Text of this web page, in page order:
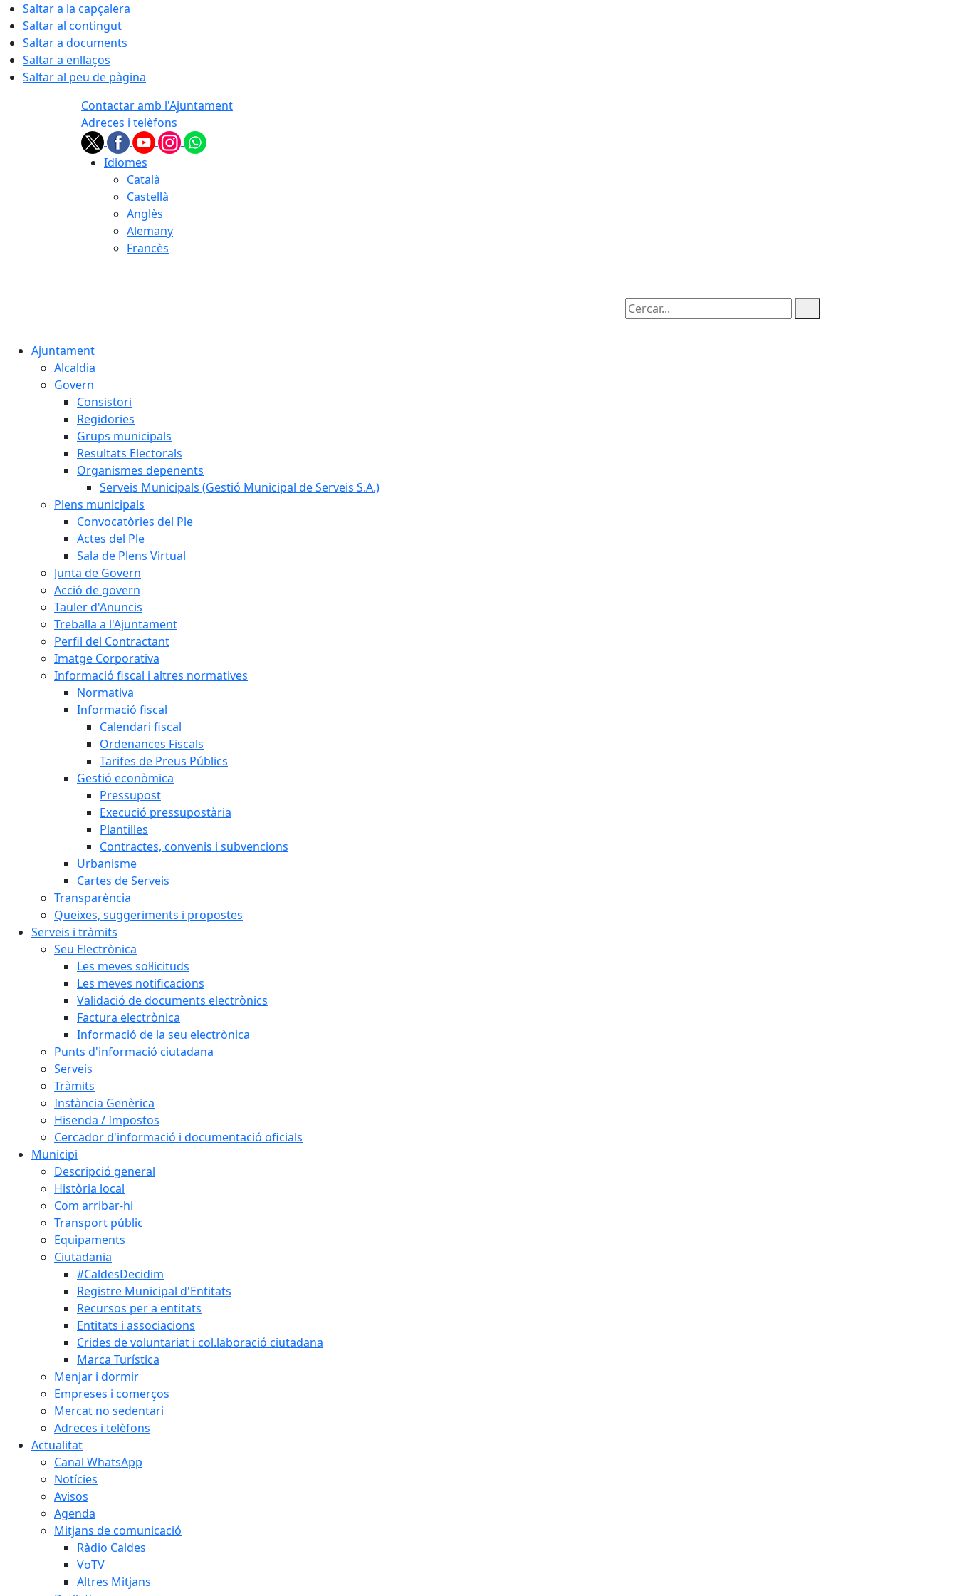
Saltar a la capçalera
Saltar al contingut
Saltar a documents
Saltar a enllaços
Saltar al peu de pàgina
Contactar amb l'Ajuntament
Adreces i telèfons
Idiomes
Català
Castellà
Anglès
Alemany
Francès
Cercar:
Ajuntament
Alcaldia
Govern
Consistori
Regidories
Grups municipals
Resultats Electorals
Organismes depenents
Serveis Municipals (Gestió Municipal de Serveis S.A.)
Plens municipals
Convocatòries del Ple
Actes del Ple
Sala de Plens Virtual
Junta de Govern
Acció de govern
Tauler d'Anuncis
Treballa a l'Ajuntament
Perfil del Contractant
Imatge Corporativa
Informació fiscal i altres normatives
Normativa
Informació fiscal
Calendari fiscal
Ordenances Fiscals
Tarifes de Preus Públics
Gestió econòmica
Pressupost
Execució pressupostària
Plantilles
Contractes, convenis i subvencions
Urbanisme
Cartes de Serveis
Transparència
Queixes, suggeriments i propostes
Serveis i tràmits
Seu Electrònica
Les meves sol·licituds
Les meves notificacions
Validació de documents electrònics
Factura electrònica
Informació de la seu electrònica
Punts d'informació ciutadana
Serveis
Tràmits
Instància Genèrica
Hisenda / Impostos
Cercador d'informació i documentació oficials
Municipi
Descripció general
Història local
Com arribar-hi
Transport públic
Equipaments
Ciutadania
#CaldesDecidim
Registre Municipal d'Entitats
Recursos per a entitats
Entitats i associacions
Crides de voluntariat i col.laboració ciutadana
Marca Turística
Menjar i dormir
Empreses i comerços
Mercat no sedentari
Adreces i telèfons
Actualitat
Canal WhatsApp
Notícies
Avisos
Agenda
Mitjans de comunicació
Ràdio Caldes
VoTV
Altres Mitjans